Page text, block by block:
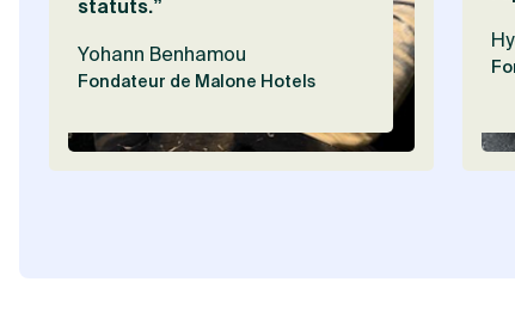
statuts.”
Yohann Benhamou
Fondateur de Malone Hotels